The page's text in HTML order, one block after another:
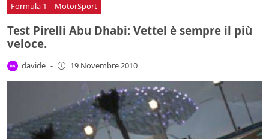
Formula 1 MotorSport
Test Pirelli Abu Dhabi: Vettel è sempre il più
veloce.
davide - 19 Novembre 2010